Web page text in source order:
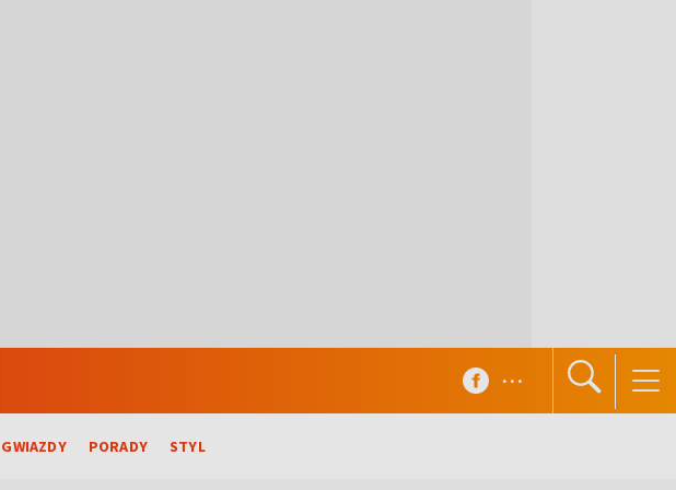
GWIAZDY PORADY STYL
...